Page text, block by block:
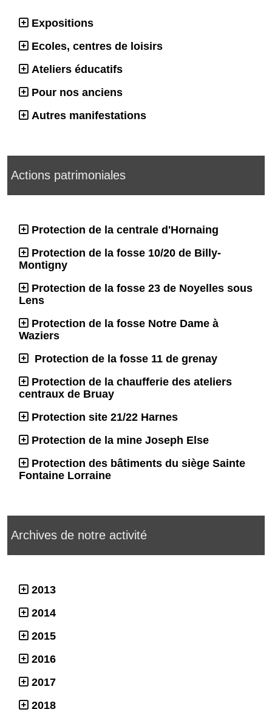
Expositions
Ecoles, centres de loisirs
Ateliers éducatifs
Pour nos anciens
Autres manifestations
Actions patrimoniales
Protection de la centrale d'Hornaing
Protection de la fosse 10/20 de Billy-
Montigny
Protection de la fosse 23 de Noyelles sous
Lens
Protection de la fosse Notre Dame à
Waziers
Protection de la fosse 11 de grenay
Protection de la chaufferie des ateliers
centraux de Bruay
Protection site 21/22 Harnes
Protection de la mine Joseph Else
Protection des bâtiments du siège Sainte
Fontaine Lorraine
Archives de notre activité
2013
2014
2015
2016
2017
2018